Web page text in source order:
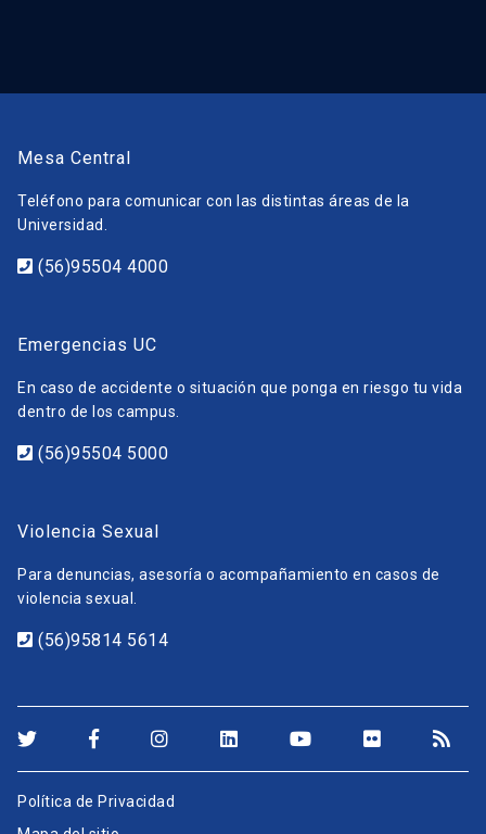
Mesa Central
Teléfono para comunicar con las distintas áreas de la
Universidad.
(56)95504 4000
Emergencias UC
En caso de accidente o situación que ponga en riesgo tu vida
dentro de los campus.
(56)95504 5000
Violencia Sexual
Para denuncias, asesoría o acompañamiento en casos de
violencia sexual.
(56)95814 5614
Política de Privacidad